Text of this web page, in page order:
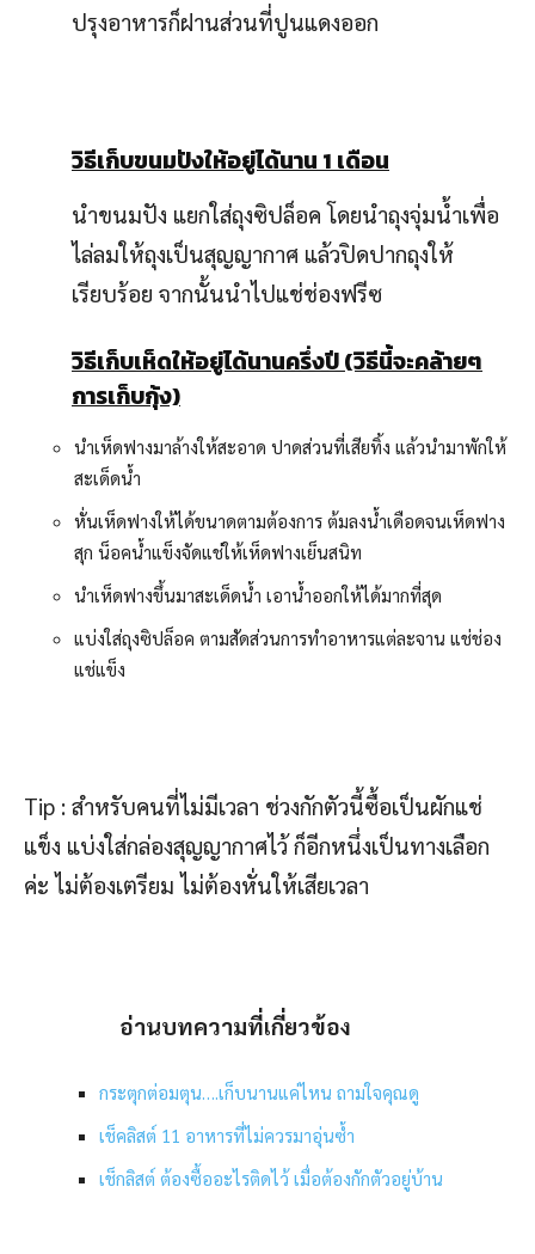
ปรุงอาหารก็ฝานส่วนที่ปูนแดงออก
วิธีเก็บขนมปังให้อยู่ได้นาน 1 เดือน
นำขนมปัง แยกใส่ถุงซิปล็อค โดยนำถุงจุ่มน้ำเพื่อ
ไล่ลมให้ถุงเป็นสุญญากาศ แล้วปิดปากถุงให้
เรียบร้อย จากนั้นนำไปแช่ช่องฟรีซ
วิธีเก็บเห็ดให้อยู่ได้นานครึ่งปี (วิธีนี้จะคล้ายๆ
การเก็บกุ้ง)
นำเห็ดฟางมาล้างให้สะอาด ปาดส่วนที่เสียทิ้ง แล้วนำมาพักให้
สะเด็ดน้ำ
หั่นเห็ดฟางให้ได้ขนาดตามต้องการ ต้มลงน้ำเดือดจนเห็ดฟาง
สุก น็อคน้ำแข็งจัดแช่ให้เห็ดฟางเย็นสนิท
นำเห็ดฟางขึ้นมาสะเด็ดน้ำ เอาน้ำออกให้ได้มากที่สุด
แบ่งใส่ถุงซิปล็อค ตามสัดส่วนการทำอาหารแต่ละจาน แช่ช่อง
แช่แข็ง
Tip : สำหรับคนที่ไม่มีเวลา ช่วงกักตัวนี้ซื้อเป็นผักแช่
แข็ง แบ่งใส่กล่องสุญญากาศไว้ ก็อีกหนึ่งเป็นทางเลือก
ค่ะ ไม่ต้องเตรียม ไม่ต้องหั่นให้เสียเวลา
อ่านบทความที่เกี่ยวข้อง
กระตุกต่อมตุน….เก็บนานแค่ไหน ถามใจคุณดู
เช็คลิสต์ 11 อาหารที่ไม่ควรมาอุ่นซ้ำ
เช็กลิสต์ ต้องซื้ออะไรติดไว้ เมื่อต้องกักตัวอยู่บ้าน